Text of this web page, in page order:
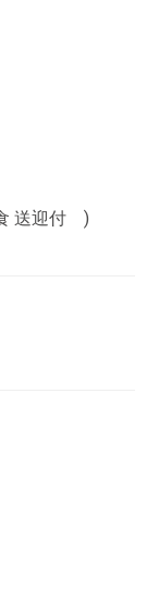
送迎付 )